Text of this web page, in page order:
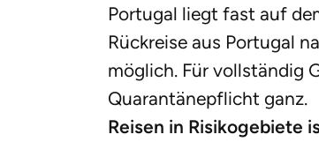
Portugal liegt fast auf
Rückreise aus Portugal
möglich. Für vollständig
Quarantänepflicht ganz.
Reisen in Risikogebiete